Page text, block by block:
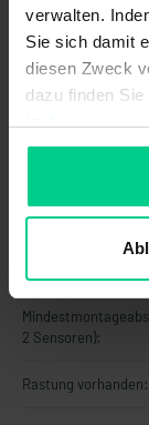
verwalten.
Sie sich damit
diesen Zweck
dazu finden
sein, können
Codierung nach EN
Gebrauchsdauer in
Abmessungen:
2 Sensoren):
Rastung vorhanden: